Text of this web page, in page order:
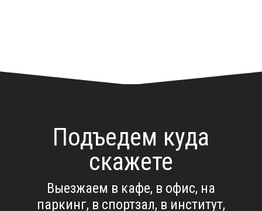
Подъедем куда
скажете
Выезжаем в кафе, в офис, на
паркинг, в спортзал, в институт,